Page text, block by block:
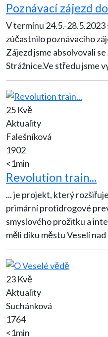
Poznávací zájezd
V termínu 24.5.-28.5.2023
zúčastnilo poznávacího
Zájezd jsme absolvovali
Strážnice.Ve středu jsme
25 Kvě
Aktuality
Falešníková
1902
<1min
Revolution train...
... je projekt, který
primární protidrogové
smyslového prožitku a interaktivity. Žáci
měli díku městu Veselí
23 Kvě
Aktuality
Suchánková
1764
<1min